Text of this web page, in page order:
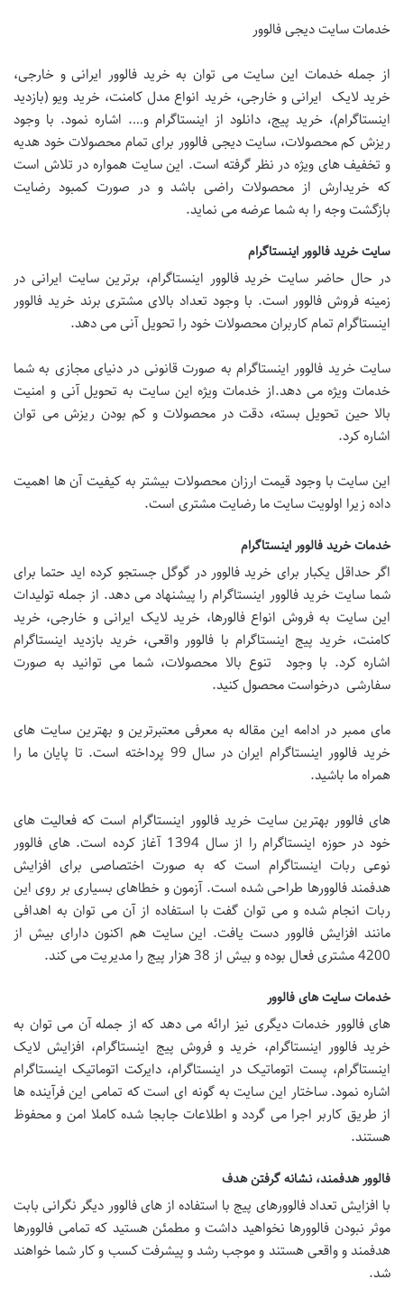
خدمات سایت دیجی فالوور
از جمله خدمات این سایت می توان به خرید فالوور ایرانی و خارجی،
خرید لایک ایرانی و خارجی، خرید انواع مدل کامنت، خرید ویو (بازدید
اینستاگرام)، خرید پیج، دانلود از اینستاگرام و…. اشاره نمود. با وجود
ریزش کم محصولات، سایت دیجی فالوور برای تمام محصولات خود هدیه
و تخفیف های ویژه در نظر گرفته است. این سایت همواره در تلاش است
که خریدارش از محصولات راضی باشد و در صورت کمبود رضایت
بازگشت وجه را به شما عرضه می نماید.
سایت خرید فالوور اینستاگرام
در حال حاضر سایت خرید فالوور اینستاگرام، برترین سایت ایرانی در
زمینه فروش فالوور است. با وجود تعداد بالای مشتری برند خرید فالوور
اینستاگرام تمام کاربران محصولات خود را تحویل آنی می دهد.
سایت خرید فالوور اینستاگرام به صورت قانونی در دنیای مجازی به شما
خدمات ویژه می دهد.از خدمات ویژه این سایت به تحویل آنی و امنیت
بالا حین تحویل بسته، دقت در محصولات و کم بودن ریزش می توان
اشاره کرد.
این سایت با وجود قیمت ارزان محصولات بیشتر به کیفیت آن ها اهمیت
داده زیرا اولویت سایت ما رضایت مشتری است.
خدمات خرید فالوور اینستاگرام
اگر حداقل یکبار برای خرید فالوور در گوگل جستجو کرده اید حتما برای
شما سایت خرید فالوور اینستاگرام را پیشنهاد می دهد. از جمله تولیدات
این سایت به فروش انواع فالورها، خرید لایک ایرانی و خارجی، خرید
کامنت، خرید پیج اینستاگرام با فالوور واقعی، خرید بازدید اینستاگرام
اشاره کرد. با وجود تنوع بالا محصولات، شما می توانید به صورت
سفارشی درخواست محصول کنید.
مای ممبر در ادامه این مقاله به معرفی معتبرترین و بهترین سایت های
خرید فالوور اینستاگرام ایران در سال 99 پرداخته است. تا پایان ما را
همراه ما باشید.
های فالوور بهترین سایت خرید فالوور اینستاگرام است که فعالیت های
خود در حوزه اینستاگرام را از سال 1394 آغاز کرده است. های فالوور
نوعی ربات اینستاگرام است که به صورت اختصاصی برای افزایش
هدفمند فالوورها طراحی شده است. آزمون و خطاهای بسیاری بر روی این
ربات انجام شده و می توان گفت با استفاده از آن می توان به اهدافی
مانند افزایش فالوور دست یافت. این سایت هم اکنون دارای بیش از
4200 مشتری فعال بوده و بیش از 38 هزار پیج را مدیریت می کند.
خدمات سایت های فالوور
های فالوور خدمات دیگری نیز ارائه می دهد که از جمله آن می توان به
خرید فالوور اینستاگرام، خرید و فروش پیج اینستاگرام، افزایش لایک
اینستاگرام، پست اتوماتیک در اینستاگرام، دایرکت اتوماتیک اینستاگرام
اشاره نمود. ساختار این سایت به گونه ای است که تمامی این فرآینده ها
از طریق کاربر اجرا می گردد و اطلاعات جابجا شده کاملا امن و محفوظ
هستند.
فالوور هدفمند، نشانه گرفتن هدف
با افزایش تعداد فالوورهای پیج با استفاده از های فالوور دیگر نگرانی بابت
موثر نبودن فالوورها نخواهید داشت و مطمئن هستید که تمامی فالوورها
هدفمند و واقعی هستند و موجب رشد و پیشرفت کسب و کار شما خواهند
شد.